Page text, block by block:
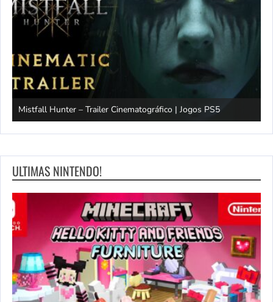
Mistfall Hunter – Trailer Cinematográfico | Jogos PS5
ULTIMAS NINTENDO!